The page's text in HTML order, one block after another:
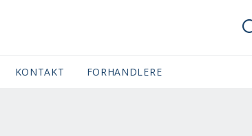
(CURRENT)
KONTAKT FORHANDLERE